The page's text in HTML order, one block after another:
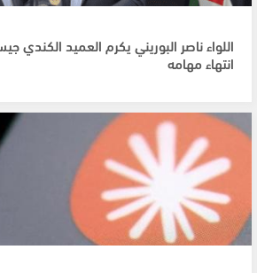
اللواء ناصر البوريني يكرم العميد الكندي
انتهاء مهامه